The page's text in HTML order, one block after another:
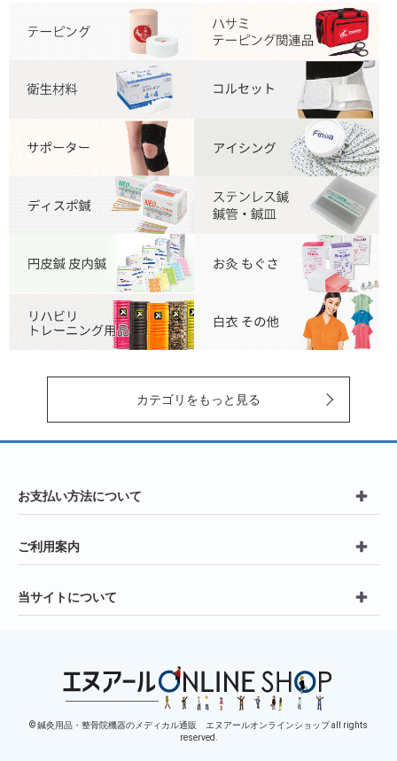
カテゴリをもっと見る
お支払い方法について
ご利用案内
当サイトについて
© 鍼灸用品・整骨院機器のメディカル通販 エヌアールオンラインショップ all rights
reserved.